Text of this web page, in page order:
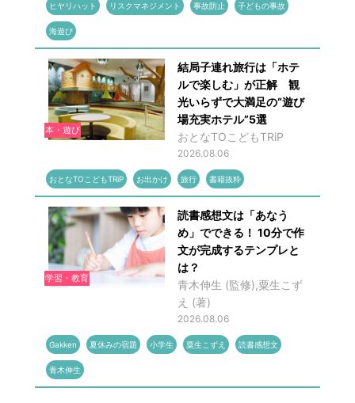
ヒヤリハット リスクマネジメント 事故防止 子どもの事故
海遊び
本・遊び
結局子連れ旅行は「ホテ
ルで楽しむ」が正解 観
光いらずで大満足の“遊び
場充実ホテル”5選
おとなTOこどもTRiP
2026.08.06
おとなTOこどもTRiP お出かけ 旅行 書籍抜粋
学習・教育
読書感想文は「あなう
め」でできる！ 10分で作
文が完成するテンプレと
は？
青木伸生 (監修),粟生こず
え (著)
2026.08.06
Gakken 夏休みの宿題 小学生 粟生こずえ 読書感想文
青木伸生